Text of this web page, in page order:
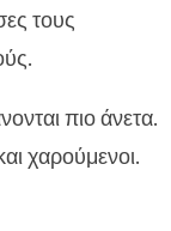
τους
πιο άνετα.
χαρούμενοι.